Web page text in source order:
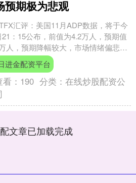
预期极为悲观
汇评：美国11月ADP数据，将于今
21：15公布，前值为4.2万人，预期值
人，预期降幅较大，市场情绪偏悲
。原定于本周五公布的美国非农就业
告，因....
进金配资平台
： 190 分类：在线炒股配资公
文章已加载完成